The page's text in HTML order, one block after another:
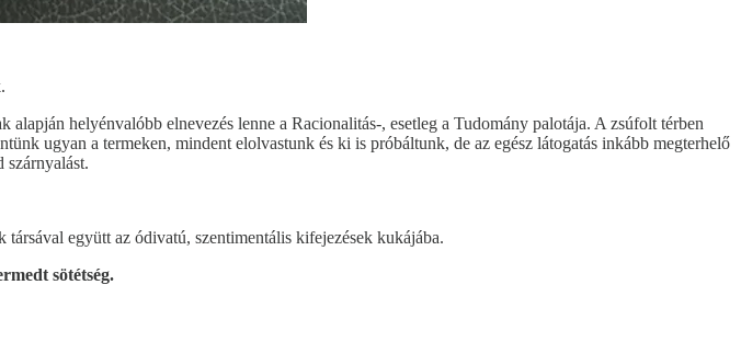
helyénvalóbb elnevezés lenne a Racionalitás-, esetleg a Tudomány palotája. A zsúfolt térben
ugyan a termeken, mindent elolvastunk és ki is próbáltunk, de az egész látogatás inkább megterhelő
szárnyalást.
együtt az ódivatú, szentimentális kifejezések kukájába.
sötétség.